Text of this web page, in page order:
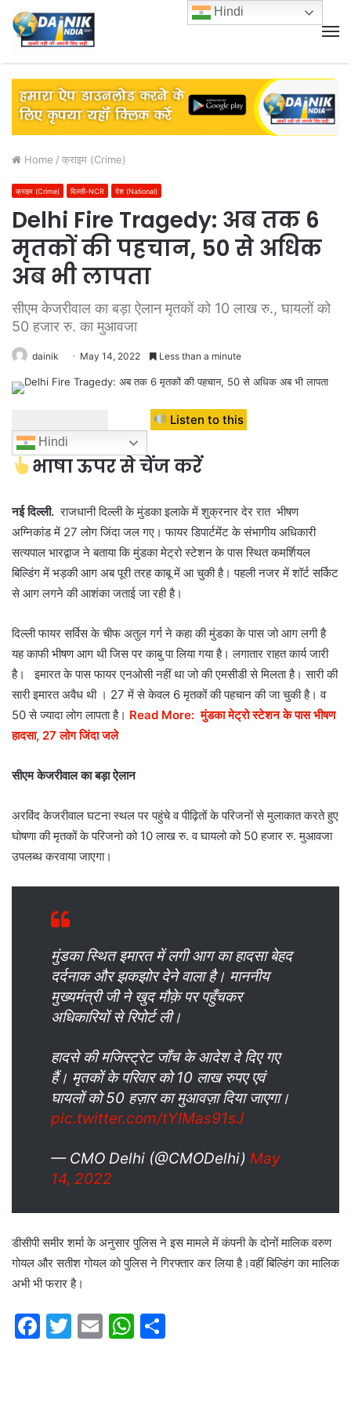
Home / क्राइम (Crime)
क्राइम (Crime) दिल्ली-NCR देश (National)
Delhi Fire Tragedy: अब तक 6
मृतकों की पहचान, 50 से अधिक
अब भी लापता
सीएम केजरीवाल का बड़ा ऐलान मृतकों को 10 लाख रु., घायलों को
50 हजार रु. का मुआवजा
dainik May 14, 2022 Less than a minute
Listen to this
Hindi
भाषा ऊपर से चेंज करें
नई दिल्ली. राजधानी दिल्ली के मुंडका इलाके में शुक्रनार देर रात भीषण
अग्निकांड में 27 लोग जिंदा जल गए। फायर डिपार्टमेंट के संभागीय अधिकारी
सत्यपाल भारद्वाज ने बताया कि मुंडका मेट्रो स्टेशन के पास स्थित कमर्शियल
बिल्डिंग में भड़की आग अब पूरी तरह काबू में आ चुकी है। पहली नजर में शॉर्ट सर्किट
से आग लगने की आशंका जताई जा रही है।
दिल्ली फायर सर्विस के चीफ अतुल गर्ग ने कहा की मुंडका के पास जो आग लगी है
यह काफी भीषण आग थी जिस पर काबु पा लिया गया है। लगातार राहत कार्य जारी
है। इमारत के पास फायर एनओसी नहीं था जो की एमसीडी से मिलता है। सारी की
सारी इमारत अवैध थी । 27 में से केवल 6 मृतकों की पहचान की जा चुकी है। व
50 से ज्यादा लोग लापता है। Read More: मुंडका मेट्रो स्टेशन के पास भीषण
हादसा, 27 लोग जिंदा जले
सीएम केजरीवाल का बड़ा ऐलान
अरविंद केजरीवाल घटना स्थल पर पहुंचे व पीढ़ितों के परिजनों से मुलाकात करते हुए
घोषणा की मृतकों के परिजनो को 10 लाख रु. व घायलो को 50 हजार रु. मुआवजा
उपलब्ध करवाया जाएगा।
मुंडका स्थित इमारत में लगी आग का हादसा बेहद
दर्दनाक और झकझोर देने वाला है। माननीय
मुख्यमंत्री जी ने खुद मौक़े पर पहुँचकर
अधिकारियों से रिपोर्ट ली।
हादसे की मजिस्ट्रेट जाँच के आदेश दे दिए गए
हैं। मृतकों के परिवार को 10 लाख रुपए एवं
घायलों को 50 हज़ार का मुआवज़ा दिया जाएगा।
pic.twitter.com/tYIMas91sJ
— CMO Delhi (@CMODelhi) May
14, 2022
डीसीपी समीर शर्मा के अनुसार पुलिस ने इस मामले में कंपनी के दोनों मालिक वरुण
गोयल और सतीश गोयल को पुलिस ने गिरफ्तार कर लिया है।वहीं बिल्डिंग का मालिक
अभी भी फरार है।
F
T
E
W
Hindi